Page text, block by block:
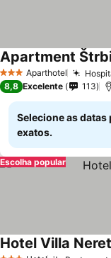
3 EstrelasAparthotel
Apartment
8,8 Excelente 113
Selecione as
exatos.
Escolha popular
Hotel Villa